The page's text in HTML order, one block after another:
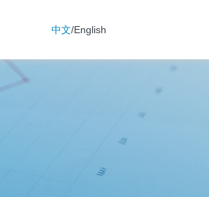
中文/English